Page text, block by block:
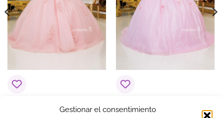
Gestionar el consentimiento
Vestido de 15 años
Vestido de 15 años